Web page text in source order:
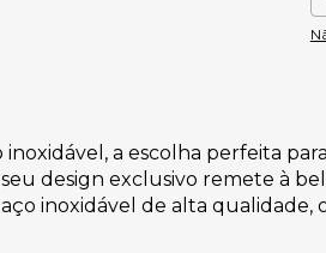
a escolha perfeita
design exclusivo remete à
inoxidável de alta qualidade,